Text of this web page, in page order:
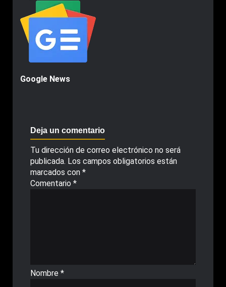
Google News
Deja un comentario
Tu dirección de correo electrónico no será
publicada. Los campos obligatorios están
marcados con *
Comentario *
Nombre *